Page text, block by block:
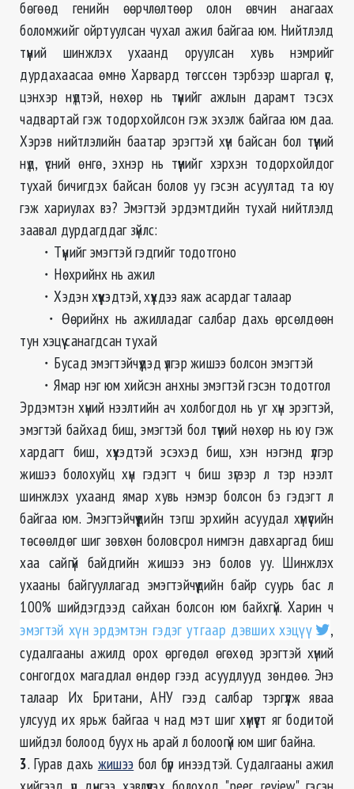
бөгөөд генийн өөрчлөлтөөр олон өвчин анагаах
боломжийг ойртуулсан чухал ажил байгаа юм. Нийтлэлд
түүний шинжлэх ухаанд оруулсан хувь нэмрийг
дурдахаасаа өмнө Харвард төгссөн тэрбээр шаргал үс,
цэнхэр нүдтэй, нөхөр нь түүнийг ажлын дарамт тэсэх
чадвартай гэж тодорхойлсон гэж эхэлж байгаа юм даа.
Хэрэв нийтлэлийн баатар эрэгтэй хүн байсан бол түүний
нүд, үсний өнгө, эхнэр нь түүнийг хэрхэн тодорхойлдог
тухай бичигдэх байсан болов уу гэсэн асуултад та юу
гэж хариулах вэ? Эмэгтэй эрдэмтдийн тухай нийтлэлд
заавал дурдагддаг зүйлс:
・Түүнийг эмэгтэй гэдгийг тодотгоно
・Нөхрийнх нь ажил
・Хэдэн хүүхэдтэй, хүүхдээ яаж асардаг талаар
・Өөрийнх нь ажилладаг салбар дахь өрсөлдөөн
тун хэцүү санагдсан тухай
・Бусад эмэгтэйчүүдэд үлгэр жишээ болсон эмэгтэй
・Ямар нэг юм хийсэн анхны эмэгтэй гэсэн тодотгол
Эрдэмтэн хүний нээлтийн ач холбогдол нь уг хүн эрэгтэй,
эмэгтэй байхад биш, эмэгтэй бол түүний нөхөр нь юу гэж
хардагт биш, хүүхэдтэй эсэхэд биш, хэн нэгэнд үлгэр
жишээ болохуйц хүн гэдэгт ч биш зүгээр л тэр нээлт
шинжлэх ухаанд ямар хувь нэмэр болсон бэ гэдэгт л
байгаа юм. Эмэгтэйчүүдийн тэгш эрхийн асуудал хүмүүсийн
төсөөлдөг шиг зөвхөн боловсрол нимгэн давхаргад биш
хаа сайгүй байдгийн жишээ энэ болов уу. Шинжлэх
ухааны байгууллагад эмэгтэйчүүдийн байр суурь бас л
100% шийдэгдээд сайхан болсон юм байхгүй. Харин ч
эмэгтэй хүн эрдэмтэн гэдэг утгаар дэвших хэцүү
,
судалгааны ажилд орох өргөдөл өгөхөд эрэгтэй хүний
сонгогдох магадлал өндөр гээд асуудлууд зөндөө. Энэ
талаар Их Британи, АНУ гээд салбар тэргүүлж яваа
улсууд их ярьж байгаа ч над мэт шиг хүмүүст яг бодитой
шийдэл болоод буух нь арай л болоогүй юм шиг байна.
3. Гурав дахь жишээ бол бүр инээдтэй. Судалгааны ажил